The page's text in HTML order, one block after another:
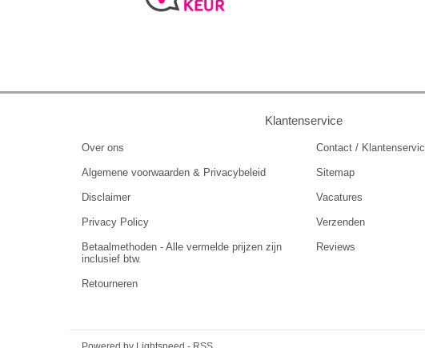
Klantenservice
Over ons
Algemene voorwaarden & Privacybeleid
Disclaimer
Privacy Policy
Betaalmethoden - Alle vermelde prijzen zijn
inclusief btw.
Retourneren
Contact /
Sitemap
Vacatures
Verzenden
Reviews